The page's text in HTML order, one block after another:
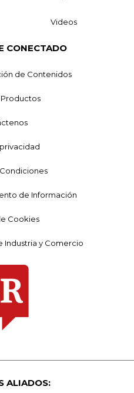
Videos
CONECTADO
de Contenidos
de Información
Cookies
Industria y Comercio
ALIADOS: